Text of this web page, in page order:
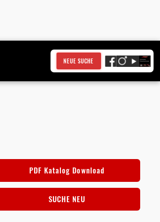
NEUE SUCHE
PDF Katalog Download
SUCHE NEU